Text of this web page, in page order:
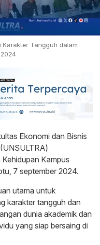
Karakter Tangguh dalam
Ekonomi dan Bisnis
Kampus
7 september 2024.
utama untuk
karakter tangguh dan
dunia akademik dan
yang siap bersaing di